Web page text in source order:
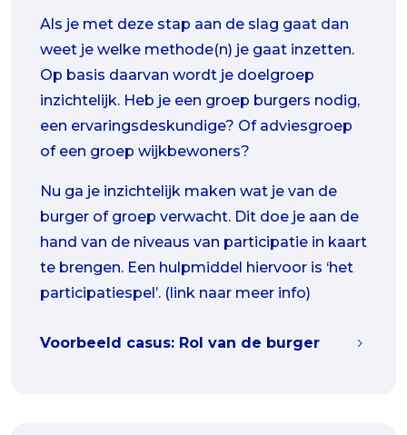
Als je met deze stap aan de slag gaat dan
weet je welke methode(n) je gaat inzetten.
Op basis daarvan wordt je doelgroep
inzichtelijk. Heb je een groep burgers nodig,
een ervaringsdeskundige? Of adviesgroep
of een groep wijkbewoners?
Nu ga je inzichtelijk maken wat je van de
burger of groep verwacht. Dit doe je aan de
hand van de niveaus van participatie in kaart
te brengen. Een hulpmiddel hiervoor is ‘het
participatiespel’. (link naar meer info)
Voorbeeld casus: Rol van de burger